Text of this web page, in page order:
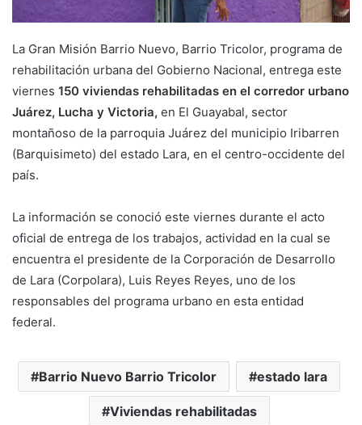
La Gran Misión Barrio Nuevo, Barrio Tricolor, programa de
rehabilitación urbana del Gobierno Nacional, entrega este
viernes 150 viviendas rehabilitadas en el corredor urbano
Juárez, Lucha y Victoria, en El Guayabal, sector
montañoso de la parroquia Juárez del municipio Iribarren
(Barquisimeto) del estado Lara, en el centro-occidente del
país.
La información se conoció este viernes durante el acto
oficial de entrega de los trabajos, actividad en la cual se
encuentra el presidente de la Corporación de Desarrollo
de Lara (Corpolara), Luis Reyes Reyes, uno de los
responsables del programa urbano en esta entidad
federal.
Barrio Nuevo Barrio Tricolor estado lara
Viviendas rehabilitadas